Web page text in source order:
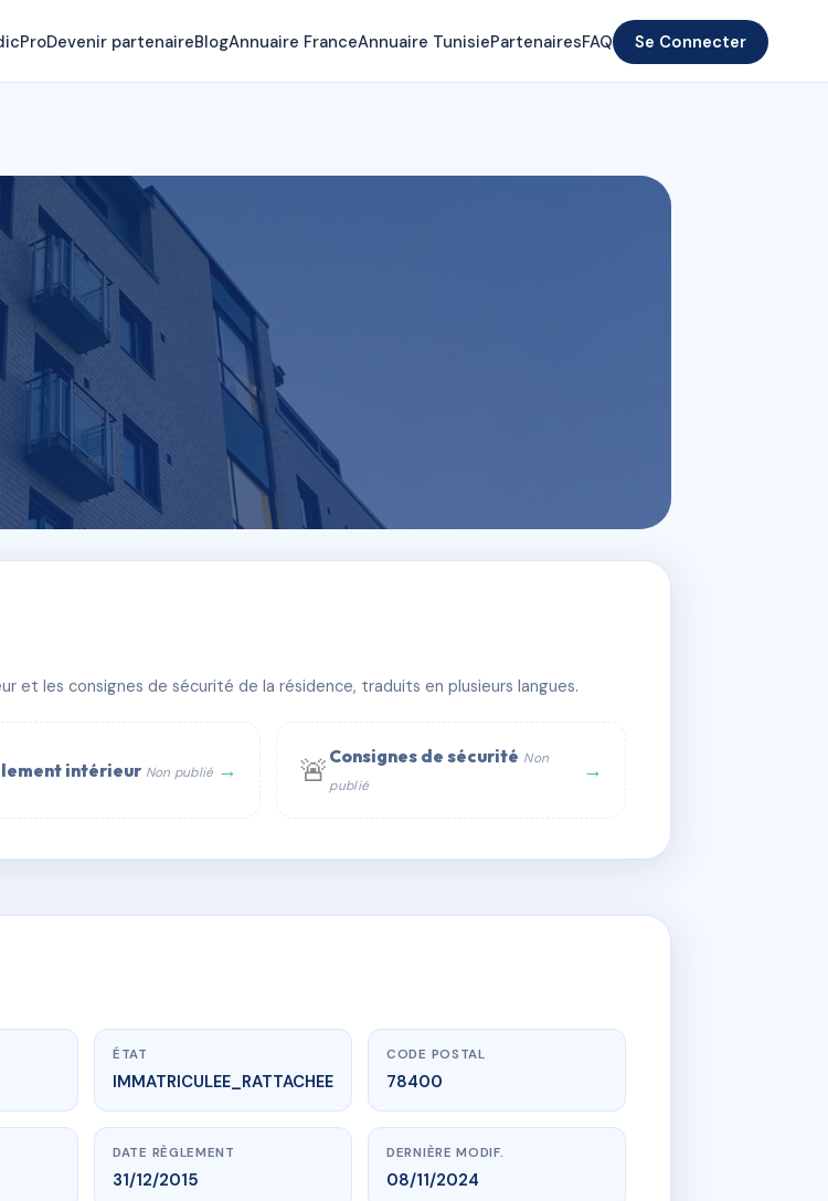
Devenir partenaireBlogAnnuaire FranceAnnuaire TunisiePartenairesFAQ Se Connecter
les consignes de sécurité de la résidence, traduits en plusieurs langues.
intérieur Non publié → 🚨 Consignes de sécurité Non
publié
→
🇫🇷
ÉTAT
IMMATRICULEE_RATTACHEE
CODE POSTAL
78400
DATE RÈGLEMENT
31/12/2015
DERNIÈRE MODIF.
08/11/2024